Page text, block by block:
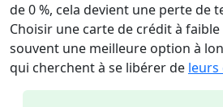
de 0 %, cela devient une perte de
Choisir une carte de crédit à
souvent une meilleure option à
qui cherchent à se libérer de leurs